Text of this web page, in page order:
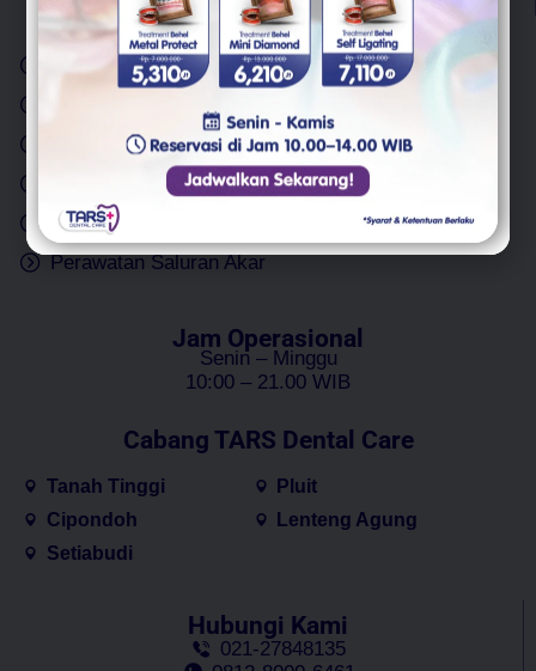
Layanan
Scaling Gigi
Cabut Gigi
Bleaching Gigi
Perawatan Saluran Akar
Cabut Gigi Bungsu
Implan Gigi
Gigi Palsu
Perawatan Gigi Anak
Jam Operasional
Senin – Minggu
10:00 – 21.00 WIB
Cabang TARS Dental Care
Tanah Tinggi
Cipondoh
Setiabudi
Pluit
Lenteng Agung
Hubungi Kami
021-27848135